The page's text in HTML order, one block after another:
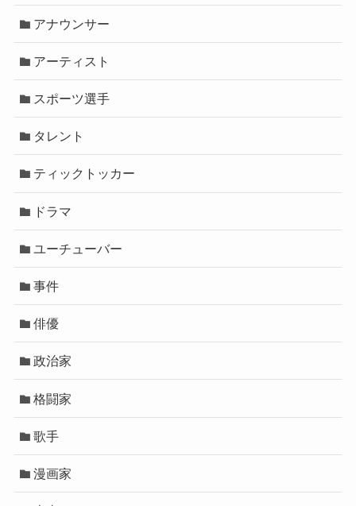
アナウンサー
アーティスト
スポーツ選手
タレント
ティックトッカー
ドラマ
ユーチューバー
事件
俳優
政治家
格闘家
歌手
漫画家